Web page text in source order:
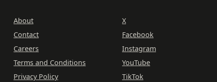
About
Contact
Careers
Terms and Conditions
Privacy Policy
X
Facebook
Instagram
YouTube
TikTok